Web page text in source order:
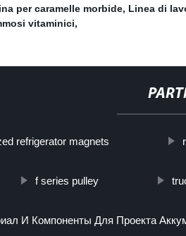
per caramelle morbide, Linea di
vitaminici,
refrigerator magnets
f series pulley
И Компоненты Для Проекта